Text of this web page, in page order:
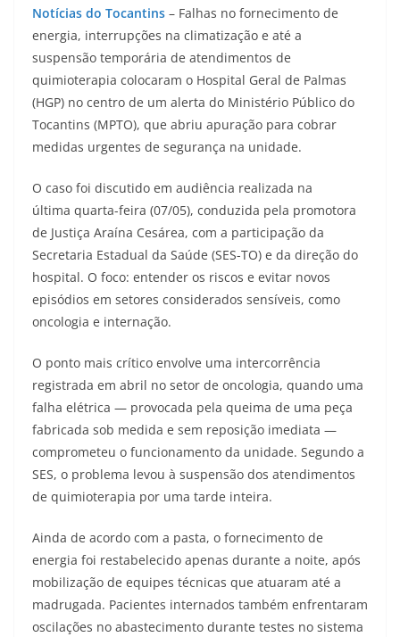
Notícias do Tocantins – Falhas no fornecimento de
energia, interrupções na climatização e até a
suspensão temporária de atendimentos de
quimioterapia colocaram o Hospital Geral de Palmas
(HGP) no centro de um alerta do Ministério Público do
Tocantins (MPTO), que abriu apuração para cobrar
medidas urgentes de segurança na unidade.
O caso foi discutido em audiência realizada na
última quarta-feira (07/05), conduzida pela promotora
de Justiça Araína Cesárea, com a participação da
Secretaria Estadual da Saúde (SES-TO) e da direção do
hospital. O foco: entender os riscos e evitar novos
episódios em setores considerados sensíveis, como
oncologia e internação.
O ponto mais crítico envolve uma intercorrência
registrada em abril no setor de oncologia, quando uma
falha elétrica — provocada pela queima de uma peça
fabricada sob medida e sem reposição imediata —
comprometeu o funcionamento da unidade. Segundo a
SES, o problema levou à suspensão dos atendimentos
de quimioterapia por uma tarde inteira.
Ainda de acordo com a pasta, o fornecimento de
energia foi restabelecido apenas durante a noite, após
mobilização de equipes técnicas que atuaram até a
madrugada. Pacientes internados também enfrentaram
oscilações no abastecimento durante testes no sistema